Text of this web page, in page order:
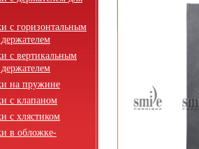
с горизонтальным
с вертикальным
на пружине
с клапаном
с хлястиком
в обложке-